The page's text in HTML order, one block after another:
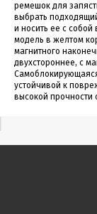
ремешок для
выбрать
и носить ее с
модель в желтом
магнитного
двухстороннее, с
устойчивой к
высокой